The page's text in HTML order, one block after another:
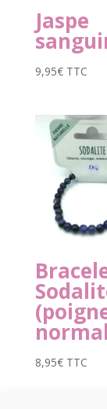
Jaspe
9,95€ TTC
8,95€ TTC